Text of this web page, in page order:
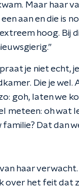
Maar haar
aan en die is
hoog. Bij
je niet echt,
Die je wel.
goh, laten we
meteen: oh wat
Dat dan
haar
over het feit dat